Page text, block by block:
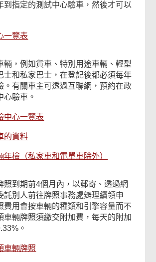
到指定的測試中心驗車，然後才可以
一覽表
輛，例如貨車、特別用途車輛、輕型
士和私家巴士，在登記後都必須每年
。有關車主可透過互聯網，預約在政
心驗車。
中心一覽表
的資料
年檢（私家車和電單車除外）
照到期前4個月內，以郵寄、透過網
託別人前往牌照事務處辧理續領申
費用會按車輛的種類和引擎容量而不
車輛牌照須繳交附加費，每天的附加
。
車輛牌照